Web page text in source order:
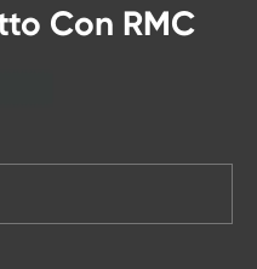
Con RMC